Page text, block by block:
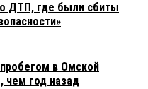
ДТП, где были сбиты
в Омской
чем год назад